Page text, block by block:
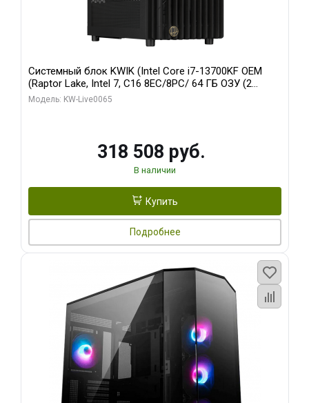
Системный блок KWIK (Intel Core i7-13700KF OEM
(Raptor Lake, Intel 7, C16 8EC/8PC/ 64 ГБ ОЗУ (2
модуля)/ ASUS RTX5080 PROART OC 16GB GDDR7
Модель: KW-Live0065
318 508 руб.
В наличии
Купить
Подробнее